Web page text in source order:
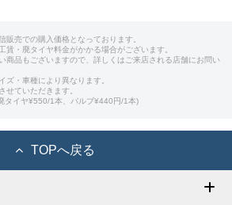
販売での購入価格となっております。
賃・廃タイヤ料金がかかる場合がございます。
商品もございますので、詳しくはご来店される店舗にお問い
ズ・車種により異なります。
ていただきます。
イヤ¥550/1本、バルブ¥440円/1本)
TOPへ戻る